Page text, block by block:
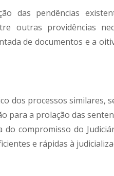
das pendências
outras providências
de documentos e a
dos processos similares,
para a prolação das
compromisso do
e rápidas à